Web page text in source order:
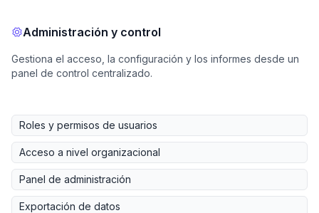
Administración y control
Gestiona el acceso, la configuración y los informes desde un
panel de control centralizado.
Roles y permisos de usuarios
Acceso a nivel organizacional
Panel de administración
Exportación de datos